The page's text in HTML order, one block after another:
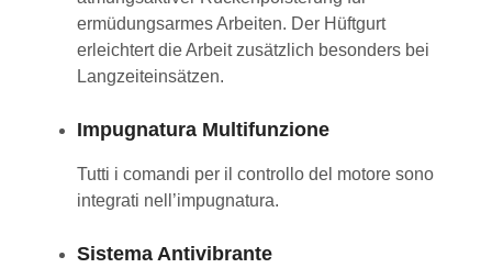
ermüdungsarmes Arbeiten. Der Hüftgurt
erleichtert die Arbeit zusätzlich besonders bei
Langzeiteinsätzen.
Impugnatura Multifunzione
Tutti i comandi per il controllo del motore sono
integrati nell’impugnatura.
Sistema Antivibrante